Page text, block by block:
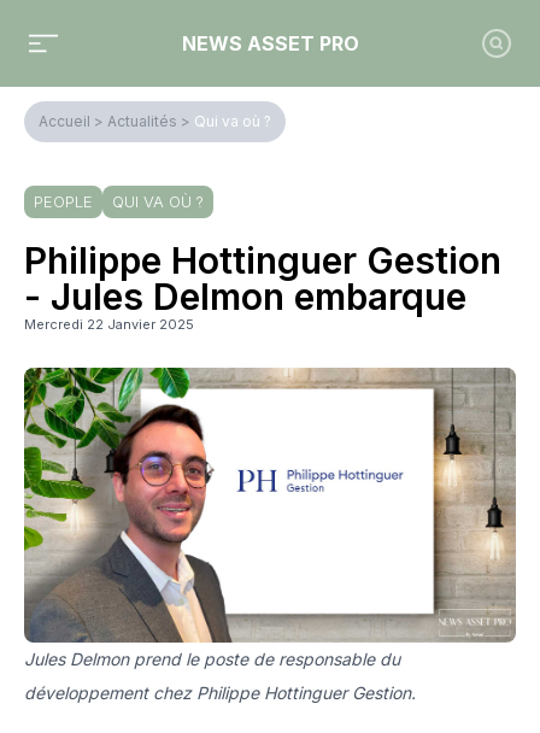
NEWS ASSET PRO
Accueil > Actualités > Qui va où ?
PEOPLE QUI VA OÙ ?
Philippe Hottinguer Gestion
- Jules Delmon embarque
Mercredi 22 Janvier 2025
Jules Delmon prend le poste de responsable du
développement chez Philippe Hottinguer Gestion.